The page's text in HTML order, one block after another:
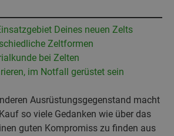
Deines neuen Zelts
Zeltformen
bei Zelten
im Notfall gerüstet sein
Ausrüstungsgegenstand macht
so viele Gedanken wie über das
guten Kompromiss zu finden aus